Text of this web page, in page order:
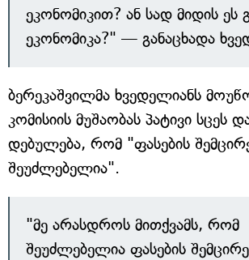
ეკონომიკით? ან სად მიდის
ეკონომიკა?" — განაცხადა
ბერეკაშვილმა ხვედელიანს
კომისიის მუშაობას პატივი სცეს
დებულება, რომ "ფასების
შეუძლებელია".
"მე არასდროს მითქვამს, რომ
შეუძლებელია ფასების